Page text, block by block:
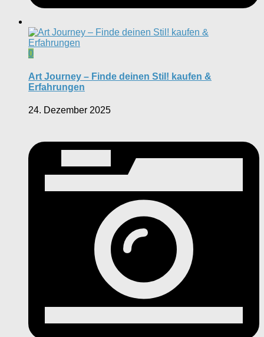
0
Art Journey – Finde deinen Stil! kaufen &
Erfahrungen
24. Dezember 2025